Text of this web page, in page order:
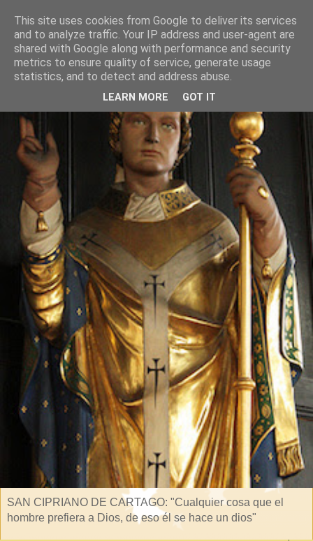
SAN CIPRIANO DE CARTAGO: "Cualquier cosa que el
hombre prefiera a Dios, de eso él se hace un dios"
This site uses cookies from Google to deliver its services
and to analyze traffic. Your IP address and user-agent are
shared with Google along with performance and security
metrics to ensure quality of service, generate usage
statistics, and to detect and address abuse.
LEARN MORE GOT IT